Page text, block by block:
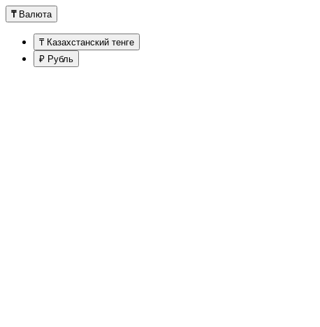
₸ Валюта
₸ Казахстанский тенге
₽ Рубль